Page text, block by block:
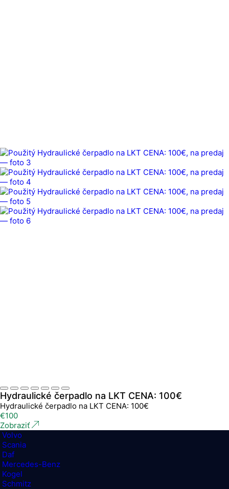
Hydraulické čerpadlo na LKT CENA: 100€
Hydraulické čerpadlo na LKT CENA: 100€
€100
Zobraziť
Volvo
Scania
Daf
Mercedes-Benz
Kogel
Schmitz